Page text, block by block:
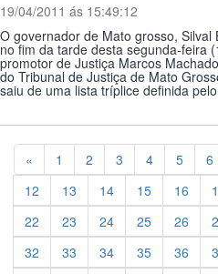
19/04/2011 ás 15:49:12
O governador de Mato grosso,
no fim da tarde desta segunda-feira
promotor de Justiça Marcos
do Tribunal de Justiça de Mato
saiu de uma lista tríplice definida
« Previous
1 2 3 4 5 6
12
13 14 15 16
22
23 24 25 26
32
33 34 35 36